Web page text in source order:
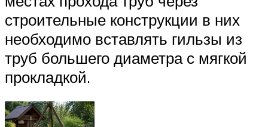
строительные конструкции в них
необходимо вставлять гильзы из
труб большего диаметра с мягкой
прокладкой.